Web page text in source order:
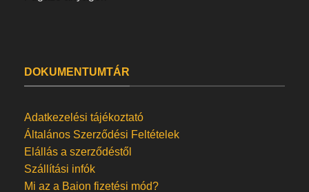
DOKUMENTUMTÁR
Adatkezelési tájékoztató
Általános Szerződési Feltételek
Elállás a szerződéstől
Szállítási infók
Mi az a Baion fizetési mód?